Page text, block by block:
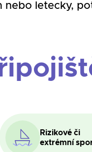
nebo letecky,
Rizikové či
extrémní